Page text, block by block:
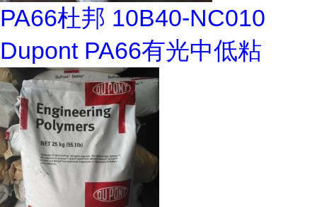
PA66杜邦 10B40-NC010
Dupont PA66有光中低粘